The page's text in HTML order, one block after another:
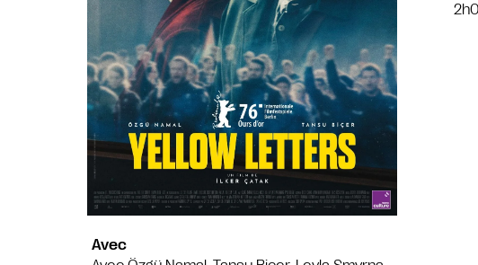
Avec